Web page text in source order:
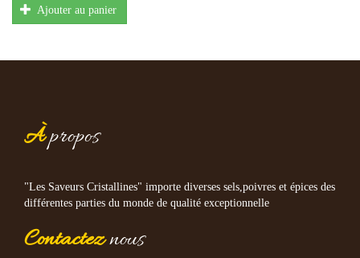
Ajouter au panier
Àpropos
"Les Saveurs Cristallines" importe diverses sels,poivres et épices des
différentes parties du monde de qualité exceptionnelle
Contacteznous